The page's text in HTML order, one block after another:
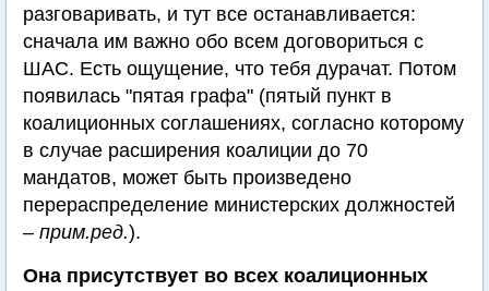
разговаривать, и тут все останавливается:
сначала им важно обо всем договориться с
ШАС. Есть ощущение, что тебя дурачат. Потом
появилась "пятая графа" (пятый пункт в
коалиционных соглашениях, согласно которому
в случае расширения коалиции до 70
мандатов, может быть произведено
перераспределение министерских должностей
– прим.ред.).
Она присутствует во всех коалиционных